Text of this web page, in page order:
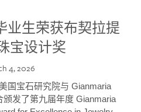
业生荣获布契拉提
宝设计奖
4, 2026
国宝石研究院与 Gianmaria
颁发了第九届年度 Gianmaria